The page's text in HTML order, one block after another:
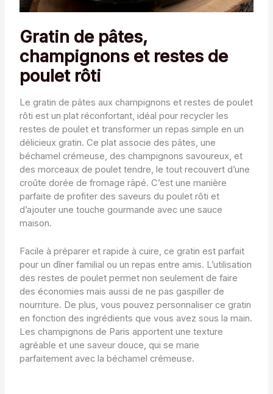
Gratin de pâtes,
champignons et restes de
poulet rôti
Le gratin de pâtes aux champignons et restes de poulet
rôti est un plat réconfortant, idéal pour recycler les
restes de poulet et transformer un repas simple en un
délicieux gratin. Ce plat associe des pâtes, une
béchamel crémeuse, des champignons savoureux, et
des morceaux de poulet tendre, le tout recouvert d’une
croûte dorée de fromage râpé. C’est une manière
parfaite de profiter des saveurs du poulet rôti et
d’ajouter une touche gourmande avec une sauce
maison.
Facile à préparer et rapide à cuire, ce gratin est parfait
pour un dîner familial ou un repas entre amis. L’utilisation
des restes de poulet permet non seulement de faire
des économies mais aussi de ne pas gaspiller de
nourriture. De plus, vous pouvez personnaliser ce gratin
en fonction des ingrédients que vous avez sous la main.
Les champignons de Paris apportent une texture
agréable et une saveur douce, qui se marie
parfaitement avec la béchamel crémeuse.